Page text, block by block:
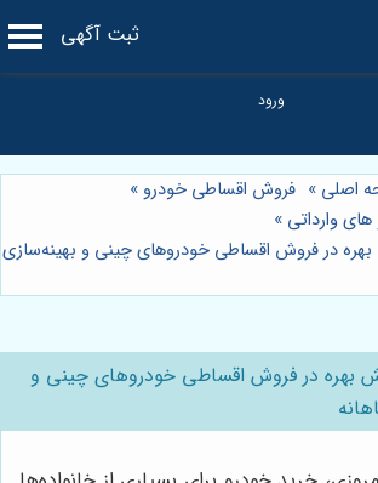
ثبت آگهی
اصلی » فروش اقساطی خودرو »
وارداتی »
در فروش اقساطی خودروهای چینی و بهینه‌سازی
بهره در فروش اقساطی خودروهای چینی و